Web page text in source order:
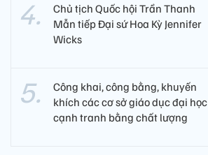
Chủ tịch Quốc hội Trần Thanh
Mẫn tiếp Đại sứ Hoa Kỳ Jennifer
Wicks
Công khai, công bằng, khuyến
khích các cơ sở giáo dục đại học
cạnh tranh bằng chất lượng​